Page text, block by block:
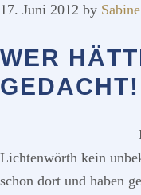
17. Juni 2012 by Sabine
WER
GEDACHT!
Lichtenwörth kein
schon dort und haben